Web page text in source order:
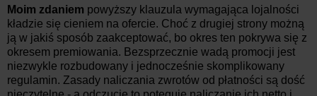
Moim zdaniem powyższy klauzula wymagająca lojalności
kładzie się cieniem na ofercie. Choć z drugiej strony możną
ją w jakiś sposób zaakceptować, bo okres ten pokrywa się z
okresem premiowania. Bezsprzecznie wadą promocji jest
niezwykle rozbudowany i jednocześnie skomplikowany
regulamin. Zasady naliczania zwrotów od płatności są dość